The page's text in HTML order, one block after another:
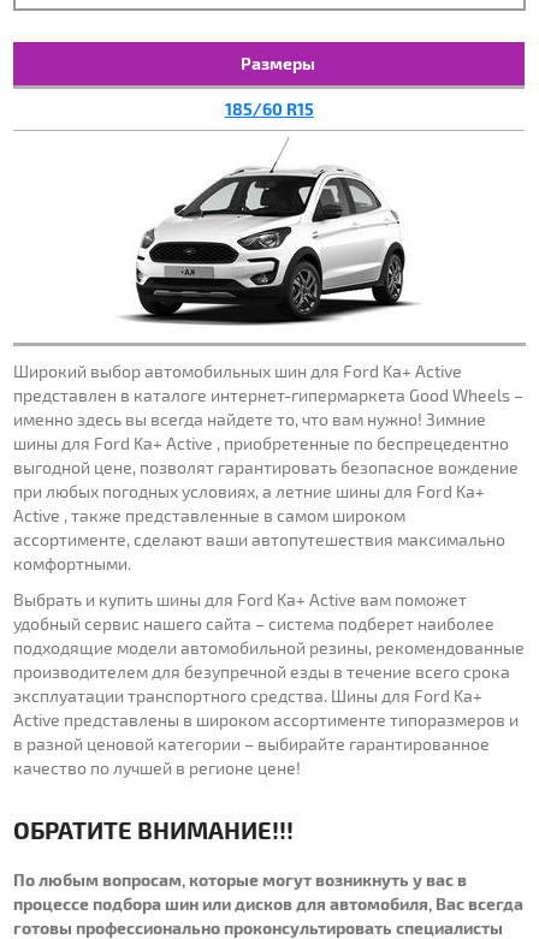
Размеры
185/60 R15
Широкий выбор автомобильных шин для Ford Ka+ Active
представлен в каталоге интернет-гипермаркета Good Wheels –
именно здесь вы всегда найдете то, что вам нужно! Зимние
шины для Ford Ka+ Active , приобретенные по беспрецедентно
выгодной цене, позволят гарантировать безопасное вождение
при любых погодных условиях, а летние шины для Ford Ka+
Active , также представленные в самом широком
ассортименте, сделают ваши автопутешествия максимально
комфортными.
Выбрать и купить шины для Ford Ka+ Active вам поможет
удобный сервис нашего сайта – система подберет наиболее
подходящие модели автомобильной резины, рекомендованные
производителем для безупречной езды в течение всего срока
эксплуатации транспортного средства. Шины для Ford Ka+
Active представлены в широком ассортименте типоразмеров и
в разной ценовой категории – выбирайте гарантированное
качество по лучшей в регионе цене!
ОБРАТИТЕ ВНИМАНИЕ!!!
По любым вопросам, которые могут возникнуть у вас в
процессе подбора шин или дисков для автомобиля, Вас всегда
готовы профессионально проконсультировать специалисты